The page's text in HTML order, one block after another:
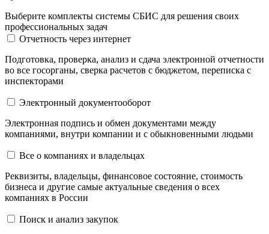
Выберите комплекты системы СБИС для решения своих
профессиональных задач
Отчетность через интернет
Подготовка, проверка, анализ и сдача электронной отчетности
во все госорганы, сверка расчетов с бюджетом, переписка с
инспекторами
Электронный документооборот
Электронная подпись и обмен документами между
компаниями, внутри компании и c обыкновенными людьми
Все о компаниях и владельцах
Реквизиты, владельцы, финансовое состояние, стоимость
бизнеса и другие самые актуальные сведения о всех
компаниях в России
Поиск и анализ закупок